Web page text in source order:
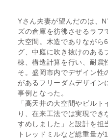
Yさん夫妻が望んだのは、
ズの倉庫を彷彿させるラフ
大空間。木造でありながら
グ、中庭に吹き抜けのある
棟、構造計算を行い、耐震
そ。盛岡市内でデザイン性
があるフリーダムデザイン
事例となった。
「高天井の大空間やビル
り、在来工法では実現でき
すめしました」と設計を担
トレッドミルなど総重量